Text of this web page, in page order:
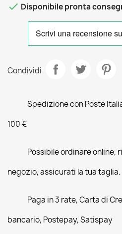
 Disponibile pronta
Condividi
Spedizione con Poste
100 €
Possibile ordinare online,
negozio, assicurati la tua taglia.
Paga in 3 rate, Carta di
bancario, Postepay, Satispay